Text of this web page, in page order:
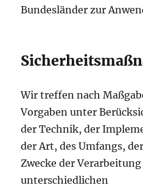
Bundesländer zur
Wir treffen nach
Vorgaben unter
der Technik, der
der Art, des Umfangs,
Zwecke der
unterschiedlichen